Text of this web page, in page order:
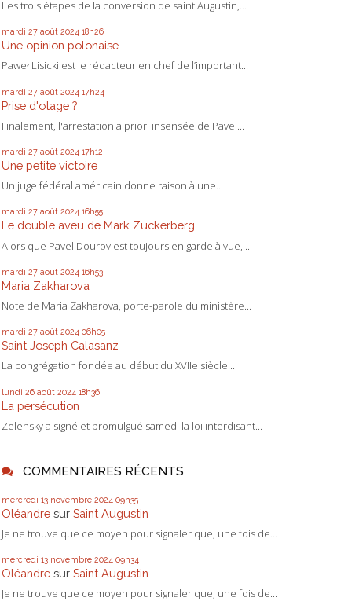
Les trois étapes de la conversion de saint Augustin,...
mardi 27 août 2024 18h26
Une opinion polonaise
Paweł Lisicki est le rédacteur en chef de l’important...
mardi 27 août 2024 17h24
Prise d'otage ?
Finalement, l'arrestation a priori insensée de Pavel...
mardi 27 août 2024 17h12
Une petite victoire
Un juge fédéral américain donne raison à une...
mardi 27 août 2024 16h55
Le double aveu de Mark Zuckerberg
Alors que Pavel Dourov est toujours en garde à vue,...
mardi 27 août 2024 16h53
Maria Zakharova
Note de Maria Zakharova, porte-parole du ministère...
mardi 27 août 2024 06h05
Saint Joseph Calasanz
La congrégation fondée au début du XVIIe siècle...
lundi 26 août 2024 18h36
La persécution
Zelensky a signé et promulgué samedi la loi interdisant...
COMMENTAIRES RÉCENTS
mercredi 13 novembre 2024 09h35
Oléandre sur Saint Augustin
Je ne trouve que ce moyen pour signaler que, une fois de...
mercredi 13 novembre 2024 09h34
Oléandre sur Saint Augustin
Je ne trouve que ce moyen pour signaler que, une fois de...